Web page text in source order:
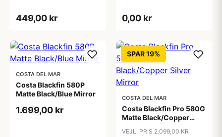
449,00 kr 0,00 kr
COSTA DEL MAR
Costa Blackfin 580P
Matte Black/Blue Mirror
1.699,00 kr
SPAR 19%
COSTA DEL MAR
Costa Blackfin Pro 580G
Matte Black/Copper
VEJL. PRIS 2.099,00 KR